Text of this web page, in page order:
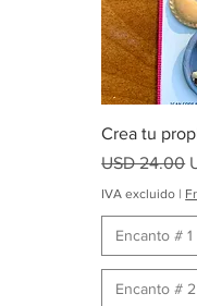
Crea tu
Precio
USD 24.00
IVA excluido |
Encanto # 1
Encanto # 2